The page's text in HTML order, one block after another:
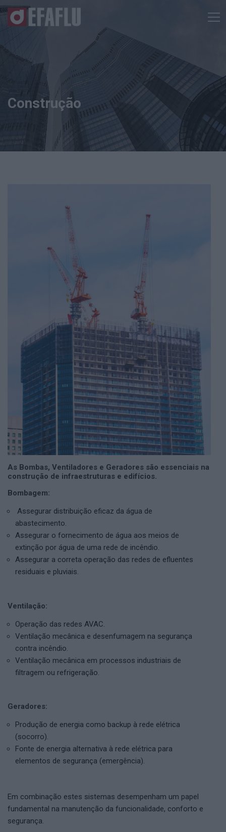
Construção
As Bombas, Ventiladores e Geradores são essenciais na
construção de infraestruturas e edifícios.
Bombagem:
Assegurar distribuição eficaz da água de
abastecimento.
Assegurar o fornecimento de água aos meios de
extinção por água de uma rede de incêndio.
Assegurar a correta operação das redes de efluentes
residuais e pluviais.
Ventilação:
Operação das redes AVAC.
Ventilação mecânica e desenfumagem na segurança
contra incêndio.
Ventilação mecânica em processos industriais de
filtragem ou refrigeração.
Geradores:
Produção de energia como backup à rede elétrica
(socorro).
Fonte de energia alternativa à rede elétrica para
elementos de segurança (emergência).
Em combinação estes sistemas desempenham um papel
fundamental na manutenção da funcionalidade, conforto e
segurança.